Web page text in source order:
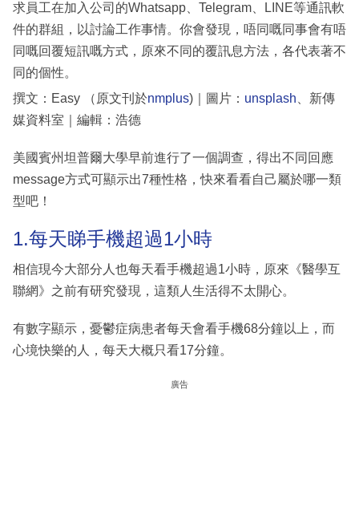
求員工在加入公司的Whatsapp、Telegram、LINE等通訊軟
件的群組，以討論工作事情。你會發現，唔同嘅同事會有唔
同嘅回覆短訊嘅方式，原來不同的覆訊息方法，各代表著不
同的個性。
撰文：Easy （原文刊於nmplus)｜圖片： unsplash 、新傳
媒資料室｜編輯：浩德
美國賓州坦普爾大學早前進行了一個調查，得出不同回應
message方式可顯示出7種性格，快來看看自己屬於哪一類
型吧！
1.每天睇手機超過1小時
相信現今大部分人也每天看手機超過1小時，原來《醫學互
聯網》之前有研究發現，這類人生活得不太開心。
有數字顯示，憂鬱症病患者每天會看手機68分鐘以上，而
心境快樂的人，每天大概只看17分鐘。
廣告